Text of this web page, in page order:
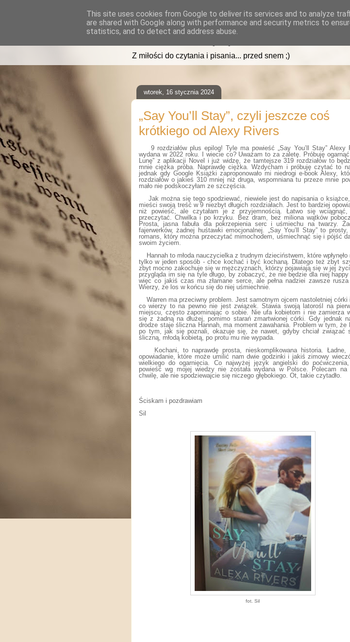
read2sleep.pl
Z miłości do czytania i pisania... przed snem ;)
wtorek, 16 stycznia 2024
„Say You’ll Stay”, czyli jeszcze coś
krótkiego od Alexy Rivers
9 rozdziałów plus epilog! Tyle ma powieść „Say You’ll Stay” Alexy
wydana w 2022 roku. I wiecie co? Uważam to za zaletę. Próbuję ogarnąć
Lunę” z aplikacji Novel i już widzę, że tamtejsze 319 rozdziałów to
mnie ciężka próba. Naprawdę ciężka. Wzdycham i próbuję czytać to
jednak gdy Google Książki zaproponowało mi niedrogi e-book Alexy,
rozdziałów o jakieś 310 mniej niż druga, wspomniana tu przeze mnie
mało nie podskoczyłam ze szczęścia.
Jak można się tego spodziewać, niewiele jest do napisania o
mieści swoją treść w 9 niezbyt długich rozdziałach. Jest to bardziej
niż powieść, ale czytałam je z przyjemnością. Łatwo się wciągnąć,
przeczytać. Chwilka i po krzyku. Bez dram, bez miliona wątków
Prosta, jasna fabuła dla pokrzepienia serc i uśmiechu na twarzy.
fajerwerków, żadnej huśtawki emocjonalnej. „Say You’ll Stay” to
romans, który można przeczytać mimochodem, uśmiechnąć się i pójść
swoim życiem.
Hannah to młoda nauczycielka z trudnym dzieciństwem, które wpłynęło
tylko w jeden sposób - chce kochać i być kochaną. Dlatego też zbyt
zbyt mocno zakochuje się w mężczyznach, którzy pojawiają się w jej
przygląda im się na tyle długo, by zobaczyć, że nie będzie dla niej happy
więc co jakiś czas ma złamane serce, ale pełna nadziei zawsze rusza
Wierzy, że los w końcu się do niej uśmiechnie.
Warren ma przeciwny problem. Jest samotnym ojcem nastoletniej córki
co wierzy to na pewno nie jest związek. Stawia swoją latorośl na
miejscu, często zapominając o sobie. Nie ufa kobietom i nie zamierza
się z żadną na dłużej, pomimo starań zmartwionej córki. Gdy jednak
drodze staje śliczna Hannah, ma moment zawahania. Problem w tym, że
po tym, jak się poznali, okazuje się, że nawet, gdyby chciał związać
śliczną, młodą kobietą, po protu mu nie wypada.
Kochani, to naprawdę prosta, nieskomplikowana historia. Ładne,
opowiadanie, które może umilić nam dwie godzinki i jakiś zimowy
wielkiego do ogarnięcia. Co najwyżej język angielski do
powieść wg mojej wiedzy nie została wydana w Polsce. Polecam na
chwilę, ale nie spodziewajcie się niczego głębokiego. Ot, takie czytadło.
Ściskam i pozdrawiam
Sil
fot. Sil
This site uses cookies from Google to deliver its services and to analyze
are shared with Google along with performance and security metrics to
statistics, and to detect and address abuse.